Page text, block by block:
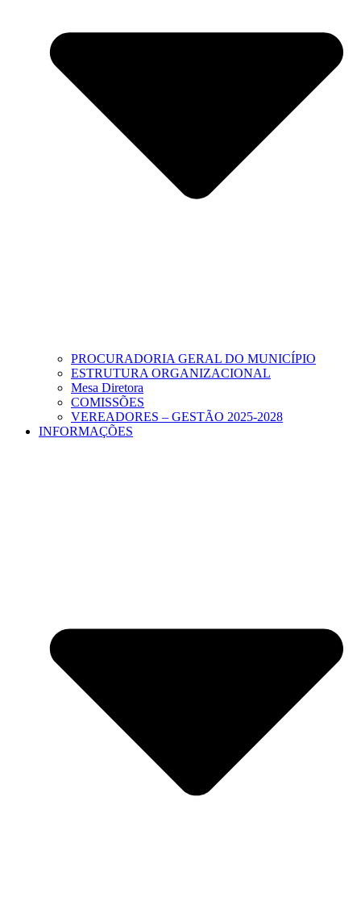
PROCURADORIA GERAL DO MUNICÍPIO
ESTRUTURA ORGANIZACIONAL
Mesa Diretora
COMISSÕES
VEREADORES – GESTÃO 2025-2028
INFORMAÇÕES